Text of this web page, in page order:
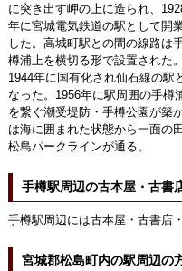
に突き出す岬の上に造られ、
年に宮城電気鉄道の駅として開
した。高城町駅との間の線路は
樽浦上を横切る形で設置された。
1944年に国有化され仙石線の駅
なった。1956年に駅周囲の手樽
を繋ぐ潮受堤防・手樽公園が築
は海に囲まれた状態から一面の
松島パークラインが通る。
手樽駅周辺の古本屋・古書
手樽駅周辺には古本屋・古書店
宮城郡松島町内の駅周辺の